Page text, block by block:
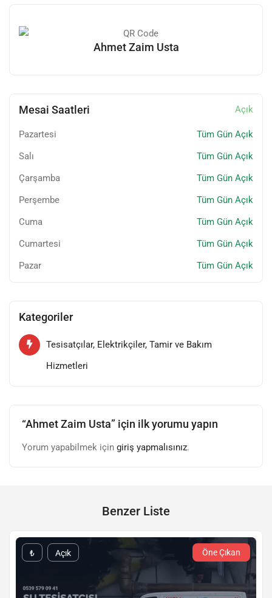
sistemlerinin verimli çalışması için son derece önemlidir.
Ahmet Zaim, bu konuda profesyonel çözümler sunarak hem
ihtiyaçlarına en kısa sürede çözüm sunar.
Ahmet Zaim’in hedefi, işini her zaman en iyi şekilde yapmak ve
müşterilerine güvenilir bir hizmet sunmaktır. Sektördeki
gelişmeleri yakından takip ederek kendini sürekli günceller ve
hizmet kalitesini artırır. “Her iş, öncelikle güvenle başlar”
prensibiyle çalışan Ahmet Zaim, sizlere kaliteli hizmet sunmak
için her zaman hazırdır.
Su tesisatı kurulumu ve tamiri
ihtiyaç duyduğunuz tesisat işlerini profesyonel bir şekilde
çözebilirsiniz.
Ahmet Zaim Usta
Mesai Saatleri Açık
Pazartesi
Tüm Gün Açık
Salı
Tüm Gün Açık
Çarşamba
Tüm Gün Açık
Perşembe
Tüm Gün Açık
Cuma
Tüm Gün Açık
Cumartesi
Tüm Gün Açık
Pazar
Tüm Gün Açık
Kategoriler
Tesisatçılar, Elektrikçiler, Tamir ve Bakım
Hizmetleri
“Ahmet Zaim Usta” için ilk yorumu yapın
Yorum yapabilmek için giriş yapmalısınız.
Benzer Liste
₺ Açık Öne Çıkan